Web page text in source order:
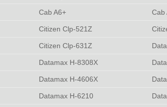
Cab A6+ Cab
Citizen Clp-521Z
Citizen Clp-631Z
Datamax H-8308X
Datamax H-4606X
Datamax H-6210